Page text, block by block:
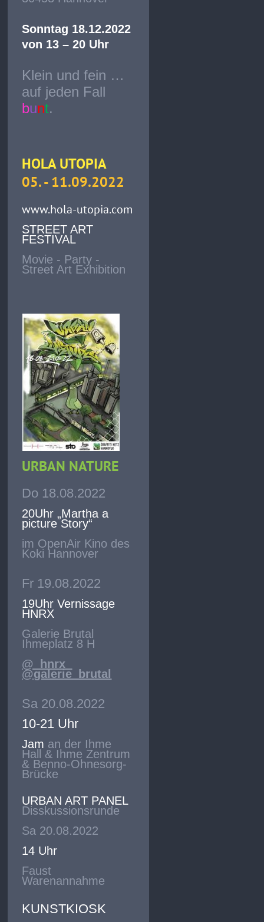
Sonntag 18.12.2022
von 13 – 20 Uhr
Klein und fein …
auf jeden Fall
bunt.
HOLA UTOPIA
05. - 11.09.2022
www.hola-utopia.com
STREET ART
FESTIVAL
Movie - Party -
Street Art Exhibition
URBAN NATURE
Do 18.08.2022
20Uhr „Martha a
picture Story“
im OpenAir Kino des
Koki Hannover
Fr 19.08.2022
19Uhr Vernissage
HNRX
Galerie Brutal
Ihmeplatz 8 H
@_hnrx_
@galerie_brutal
Sa 20.08.2022
10-21 Uhr
Jam an der Ihme
Hall & Ihme Zentrum
& Benno-Ohnesorg-
Brücke
URBAN ART PANEL
Disskussionsrunde
Sa 20.08.2022
14 Uhr
Faust
Warenannahme
KUNSTKIOSK